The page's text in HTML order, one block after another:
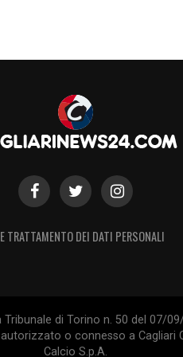
TRATTAMENTO DEI DATI PERSONALI
di Torino n. 50 del 07/
o connesso a Cagliari
Calcio S.p.A.